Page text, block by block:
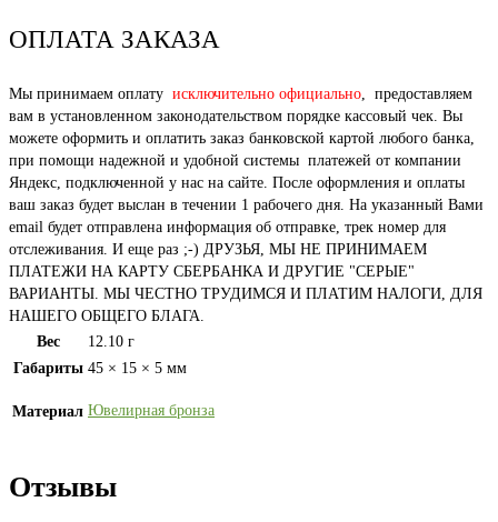
ОПЛАТА ЗАКАЗА
Мы принимаем оплату исключительно официально, предоставляем
вам в установленном законодательством порядке кассовый чек. Вы
можете оформить и оплатить заказ банковской картой любого банка,
при помощи надежной и удобной системы платежей от компании
Яндекс, подключенной у нас на сайте. После оформления и оплаты
ваш заказ будет выслан в течении 1 рабочего дня. На указанный Вами
email будет отправлена информация об отправке, трек номер для
отслеживания. И еще раз ;-) ДРУЗЬЯ, МЫ НЕ ПРИНИМАЕМ
ПЛАТЕЖИ НА КАРТУ СБЕРБАНКА И ДРУГИЕ "СЕРЫЕ"
ВАРИАНТЫ. МЫ ЧЕСТНО ТРУДИМСЯ И ПЛАТИМ НАЛОГИ, ДЛЯ
НАШЕГО ОБЩЕГО БЛАГА.
Вес
12.10 г
Габариты 45 × 15 × 5 мм
Материал Ювелирная бронза
Отзывы